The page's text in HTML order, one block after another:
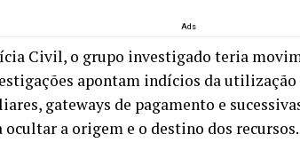
Ads
Civil, o grupo investigado teria
apontam indícios da utilização
gateways de pagamento e
ocultar a origem e o destino dos recursos.